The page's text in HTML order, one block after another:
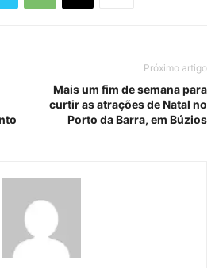
Próximo artigo
Mais um fim de semana para
curtir as atrações de Natal no
Porto da Barra, em Búzios